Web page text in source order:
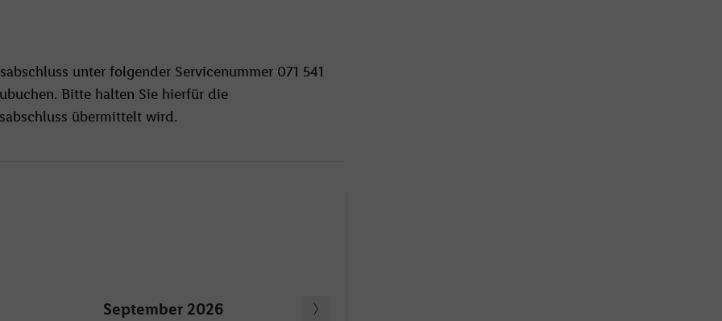
unter folgender Servicenummer 071 541
Bitte halten Sie hierfür die
übermittelt wird.
September 2026